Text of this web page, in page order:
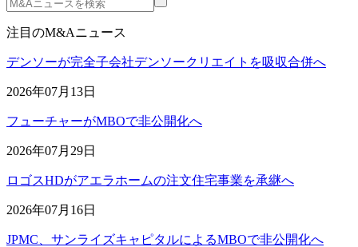
注目のM&Aニュース
デンソーが完全子会社デンソークリエイトを吸収合併へ
2026年07月13日
フューチャーがMBOで非公開化へ
2026年07月29日
ロゴスHDがアエラホームの注文住宅事業を承継へ
2026年07月16日
JPMC、サンライズキャピタルによるMBOで非公開化へ